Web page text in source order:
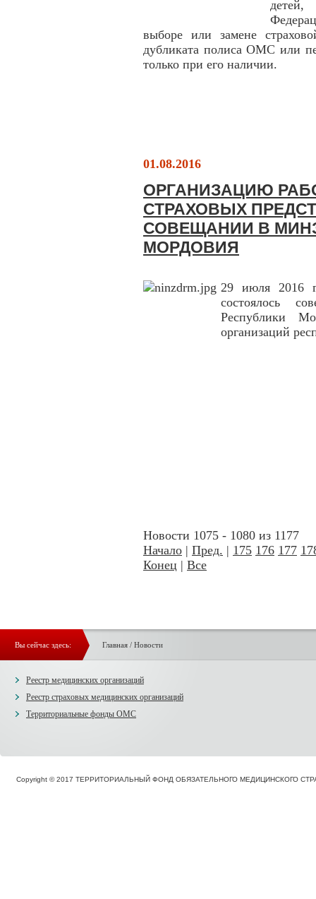
выборе или замене
дубликата полиса ОМС или
только при его наличии.
01.08.2016
ОРГАНИЗАЦИЮ
СТРАХОВЫХ
СОВЕЩАНИИ В
МОРДОВИЯ
29 июля 2016
состоялось
Республики
организаций
Новости 1075 - 1080 из 1177
Начало | Пред. | 175 176 177
Конец | Все
Вы сейчас здесь: Главная/ Новости
Реестр медицинских организаций
Реестр страховых медицинских организаций
Территориальные фонды ОМС
Copyright © 2017 ТЕРРИТОРИАЛЬНЫЙ ФОНД ОБЯЗАТЕЛЬНОГО МЕДИЦИНСКОГО